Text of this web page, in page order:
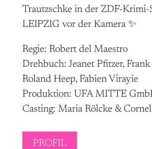
Trautzschke in der ZDF-Krimi-
LEIPZIG vor der Kamera ✨
Regie: Robert del Maestro
Drehbuch: Jeanet Pfitzer,
Roland Heep, Fabien Virayie
Produktion: UFA MITTE
Casting: Maria Rölcke &
PROFIL